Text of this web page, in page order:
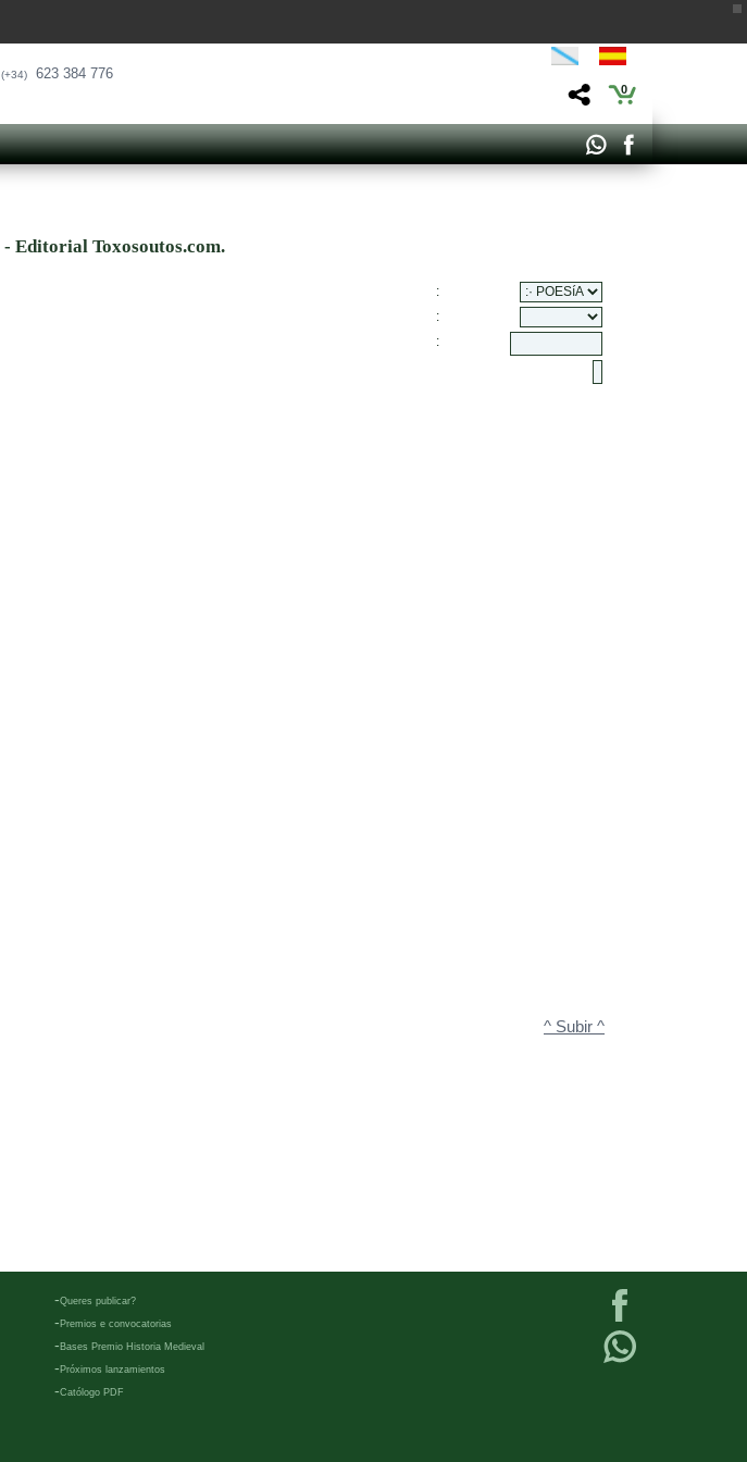
(+34) 623 384 776
0
- Editorial Toxosoutos.com.
:
:
:
^ Subir ^
-Queres publicar?
- Premios e convocatorias
- Bases Premio Historia Medieval
- Próximos lanzamientos
-Católogo PDF